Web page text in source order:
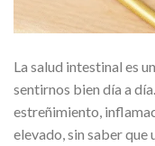
La salud intestinal es
sentirnos bien día a
estreñimiento,
elevado, sin saber que